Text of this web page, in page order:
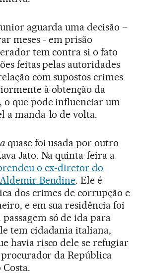
aguarda uma decisão –
meses - em prisão
tem contra si o fato
feitas pelas autoridades
com supostos crimes
à obtenção da
o que pode influenciar um
a manda-lo de volta.
quase foi usada por outro
Jato. Na quinta-feira a
o ex-diretor do
Bendine. Ele é
dos crimes de corrupção e
e em sua residência foi
só de ida para
tem cidadania italiana,
havia risco dele se refugiar
da República